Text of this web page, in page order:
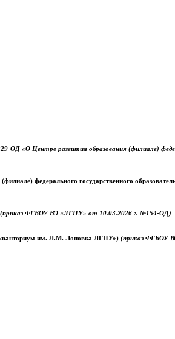
«О Центре развития образования (филиале)
федерального государственного
(приказ ФГБОУ ВО «ЛГПУ» от 10.03.2026 г. №154-ОД)
кванториум им. Л.М. Лоповка ЛГПУ») (приказ ФГБОУ